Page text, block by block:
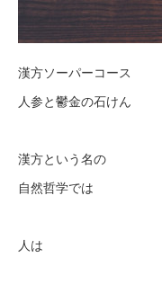
漢方ソーパーコース
人参と鬱金の石けん
漢方という名の
自然哲学では
人は